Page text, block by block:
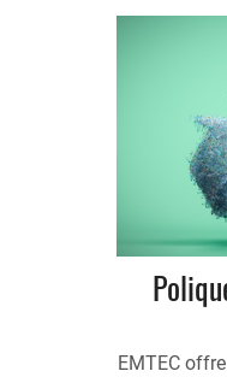
EMTEC